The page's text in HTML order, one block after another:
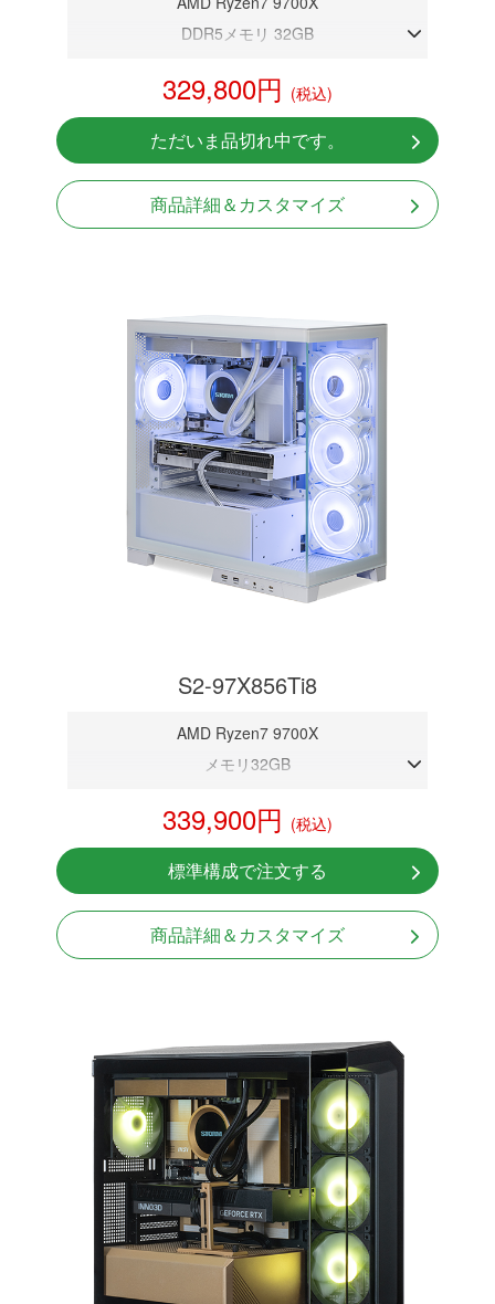
DDR5メモリ 32GB
NVMeSSD 1TB
無線LAN Bluetooth対応
Windows11 Home 64bit
329,800円 (税込)
ただいま品切れ中です。
商品詳細＆カスタマイズ
S2-97X856Ti8
AMD Ryzen7 9700X
メモリ32GB
NVMeSSD 1TB
無線LAN Bluetooth対応
Windows11 Home 64bit
339,900円 (税込)
標準構成で注文する
商品詳細＆カスタマイズ